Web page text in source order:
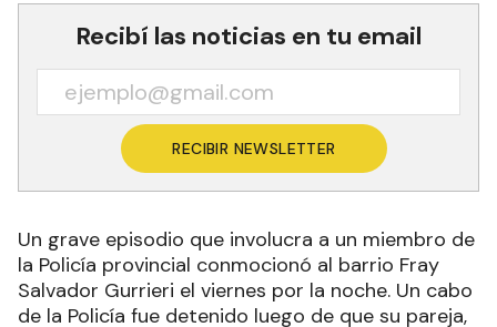
Recibí las noticias en tu email
RECIBIR NEWSLETTER
Un grave episodio que involucra a un miembro de
la Policía provincial conmocionó al barrio Fray
Salvador Gurrieri el viernes por la noche. Un cabo
de la Policía fue detenido luego de que su pareja,